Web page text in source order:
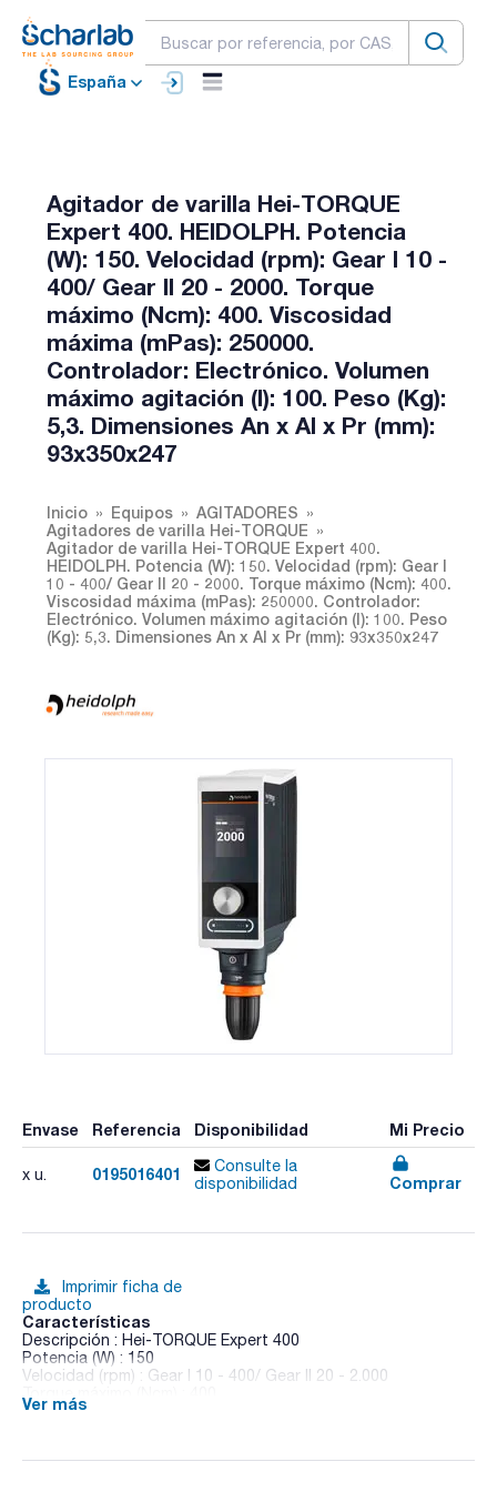
España
Agitador de varilla Hei-TORQUE
Expert 400. HEIDOLPH. Potencia
(W): 150. Velocidad (rpm): Gear I 10 -
400/ Gear II 20 - 2000. Torque
máximo (Ncm): 400. Viscosidad
máxima (mPas): 250000.
Controlador: Electrónico. Volumen
máximo agitación (l): 100. Peso (Kg):
5,3. Dimensiones An x Al x Pr (mm):
93x350x247
Inicio Equipos
AGITADORES
Agitadores de varilla Hei-TORQUE
Agitador de varilla Hei-TORQUE Expert 400.
HEIDOLPH. Potencia (W): 150. Velocidad (rpm): Gear I
10 - 400/ Gear II 20 - 2000. Torque máximo (Ncm): 400.
Viscosidad máxima (mPas): 250000. Controlador:
Electrónico. Volumen máximo agitación (l): 100. Peso
(Kg): 5,3. Dimensiones An x Al x Pr (mm): 93x350x247
Envase Referencia Disponibilidad Mi Precio
x u. 0195016401
Consulte la
disponibilidad
Comprar
Imprimir ficha de
producto
Características
Descripción : Hei-TORQUE Expert 400
Potencia (W) : 150
Velocidad (rpm) : Gear I 10 - 400/ Gear II 20 - 2.000
Viscosidad máxima (mPas) : 250000
Peso (Kg) : 5,3
Ver más